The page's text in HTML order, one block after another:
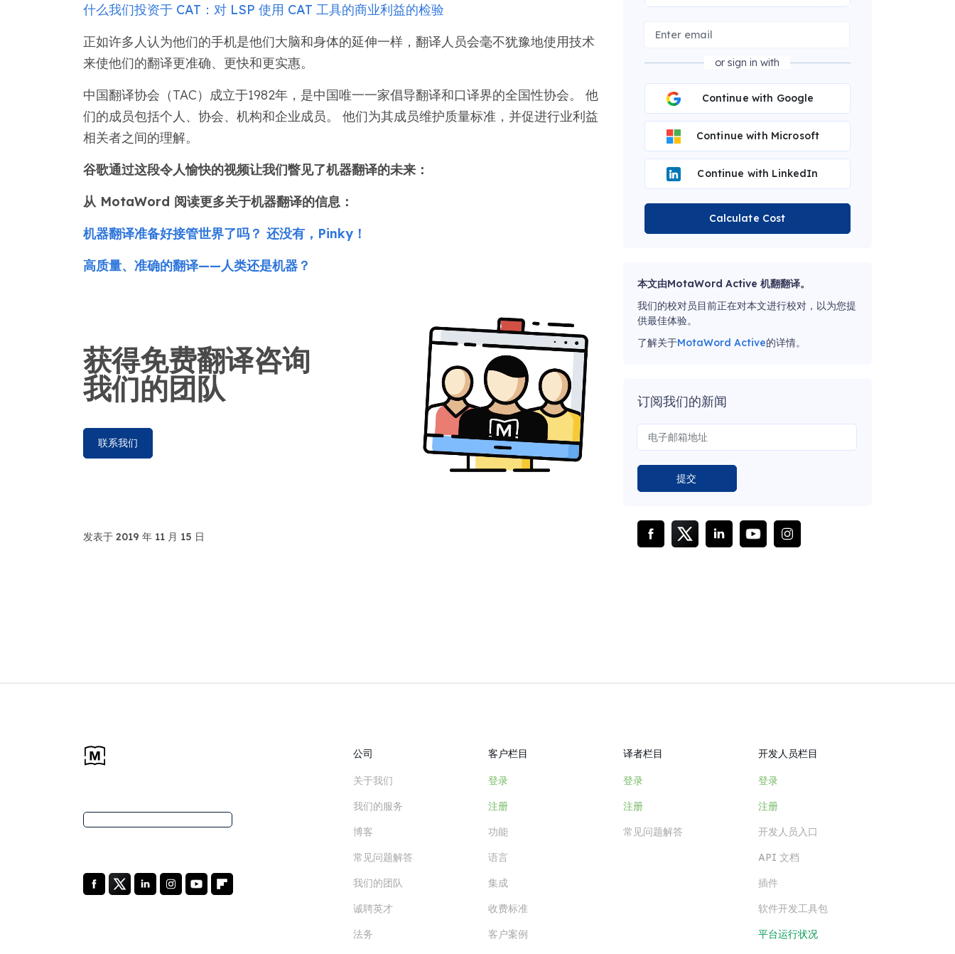
什么我们投资于 CAT：对 LSP 使用 CAT 工具的商业利益的检验
正如许多人认为他们的手机是他们大脑和身体的延伸一样，翻译人员会毫不犹豫地使用技术
来使他们的翻译更准确、更快和更实惠。
中国翻译协会（TAC）成立于1982年，是中国唯一一家倡导翻译和口译界的全国性协会。 他
们的成员包括个人、协会、机构和企业成员。 他们为其成员维护质量标准，并促进行业利益
相关者之间的理解。
谷歌通过这段令人愉快的视频让我们瞥见了机器翻译的未来：
从 MotaWord 阅读更多关于机器翻译的信息：
机器翻译准备好接管世界了吗？ 还没有，Pinky！
高质量、准确的翻译——人类还是机器？
获得免费翻译咨询
我们的团队
联系我们
发表于 2019 年 11 月 15 日
or sign in with
Continue with Google
Continue with Microsoft
Continue with LinkedIn
Calculate Cost
本文由MotaWord Active 机翻翻译。
我们的校对员目前正在对本文进行校对，以为您提
供最佳体验。
了解关于MotaWord Active的详情。
订阅我们的新闻
提交
公司
关于我们
我们的服务
博客
常见问题解答
我们的团队
诚聘英才
法务
客户栏目
登录
注册
功能
语言
集成
收费标准
客户案例
译者栏目
登录
注册
常见问题解答
开发人员栏目
登录
注册
开发人员入口
API 文档
插件
软件开发工具包
平台运行状况